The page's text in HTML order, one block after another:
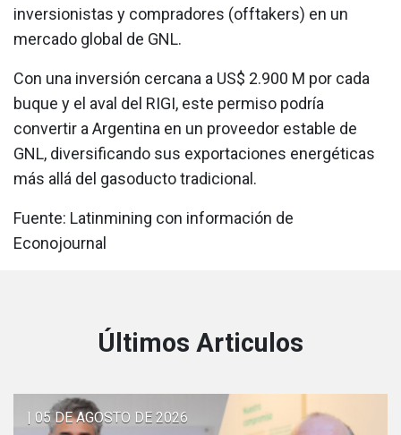
inversionistas y compradores (offtakers) en un
mercado global de GNL.
Con una inversión cercana a US$ 2.900 M por cada
buque y el aval del RIGI, este permiso podría
convertir a Argentina en un proveedor estable de
GNL, diversificando sus exportaciones energéticas
más allá del gasoducto tradicional.
Fuente: Latinmining con información de
Econojournal
Últimos Articulos
| 05 DE AGOSTO DE 2026